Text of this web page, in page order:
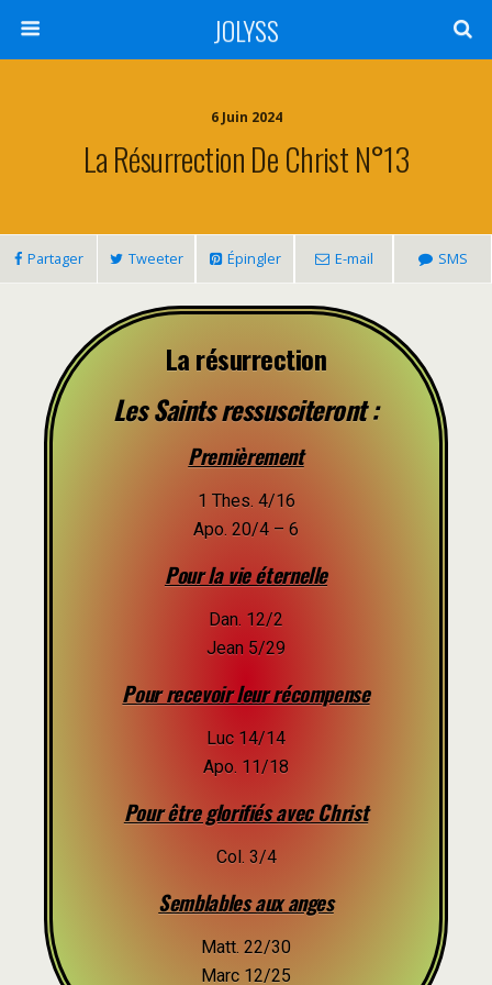
JOLYSS
6 Juin 2024
La Résurrection De Christ N°13
Partager Tweeter Épingler E-mail SMS
La résurrection
Les Saints ressusciteront :
Premièrement
1 Thes. 4/16
Apo. 20/4 – 6
Pour la vie éternelle
Dan. 12/2
Jean 5/29
Pour recevoir leur récompense
Luc 14/14
Apo. 11/18
Pour être glorifiés avec Christ
Col. 3/4
Semblables aux anges
Matt. 22/30
Marc 12/25